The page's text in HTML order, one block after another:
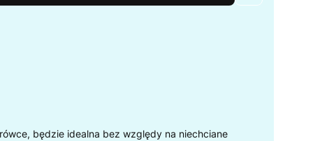
będzie idealna bez względy na niechciane